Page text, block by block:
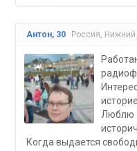
Антон, 30 Россия,
Люблю
Когда выдается